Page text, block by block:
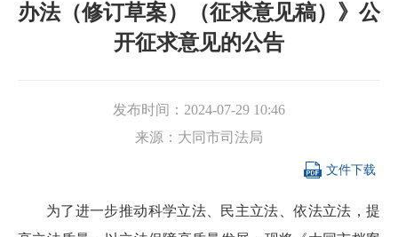
办法（修订草案）（征求意见稿）》公
开征求意见的公告
发布时间： 2024-07-29 10:46
来源： 大同市司法局
 文件下载
为了进一步推动科学立法、民主立法、依法立法，提